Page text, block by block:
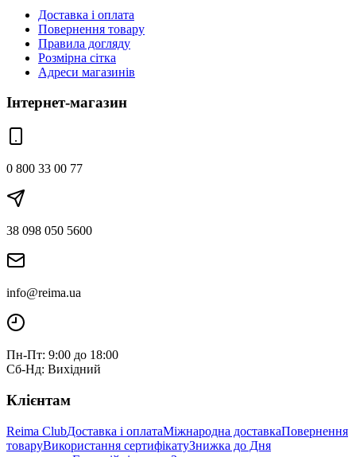
Доставка і оплата
Повернення товару
Правила догляду
Розмірна сітка
Адреси магазинів
Інтернет-магазин
0 800 33 00 77
38 098 050 5600
info@reima.ua
Пн-Пт: 9:00 до 18:00
Сб-Нд: Вихідний
Клієнтам
Reima ClubДоставка і оплатаМіжнародна доставкаПовернення
товаруВикористання сертифікатуЗнижка до Дня